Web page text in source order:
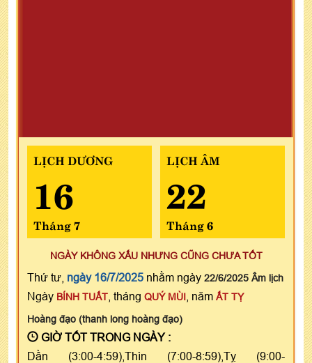
LỊCH DƯƠNG
16
Tháng 7
LỊCH ÂM
22
Tháng 6
NGÀY KHÔNG XẤU NHƯNG CŨNG CHƯA TỐT
Thứ tư, ngày 16/7/2025 nhằm ngày 22/6/2025 Âm lịch
Ngày BÍNH TUẤT , tháng QUÝ MÙI , năm ẤT TỴ
Hoàng đạo (thanh long hoàng đạo)
GIỜ TỐT TRONG NGÀY :
Dần (3:00-4:59),Thìn (7:00-8:59),Tỵ (9:00-